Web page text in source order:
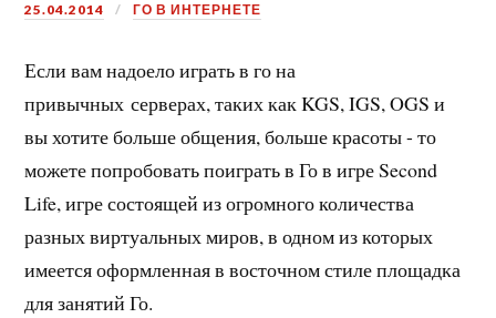
25.04.2014 ГО В ИНТЕРНЕТЕ
Если вам надоело играть в го на
привычных серверах, таких как KGS, IGS, OGS и
вы хотите больше общения, больше красоты - то
можете попробовать поиграть в Го в игре Second
Life, игре состоящей из огромного количества
разных виртуальных миров, в одном из которых
имеется оформленная в восточном стиле площадка
для занятий Го.